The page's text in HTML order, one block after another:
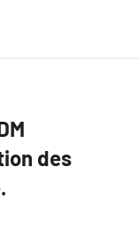
des